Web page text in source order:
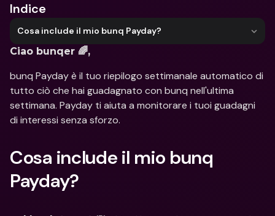
Indice
Cosa include il mio bunq Payday?
Ciao bunqer 🌈,
bunq Payday è il tuo riepilogo settimanale automatico di
tutto ciò che hai guadagnato con bunq nell'ultima
settimana. Payday ti aiuta a monitorare i tuoi guadagni
di interessi senza sforzo.
Cosa include il mio bunq
Payday?